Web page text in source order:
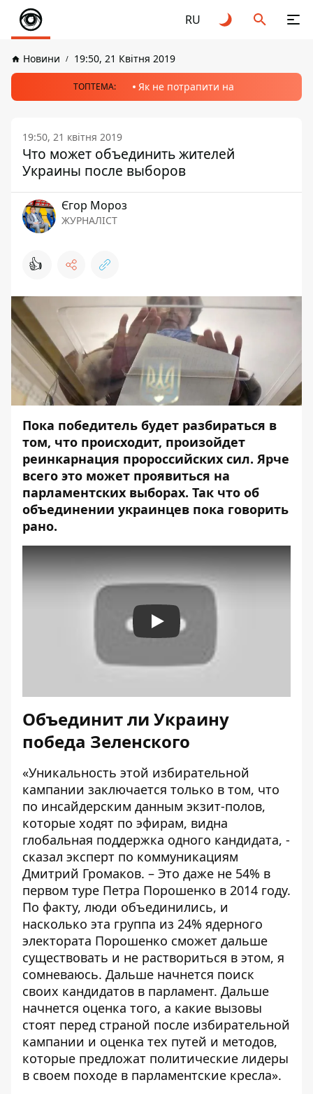
RU
Новини 19:50, 21 Квітня 2019
ТОПТЕМА: Як не потрапити на
19:50, 21 квітня 2019
Что может объединить жителей
Украины после выборов
Єгор Мороз
ЖУРНАЛІСТ
👍
Пока победитель будет разбираться в
том, что происходит, произойдет
реинкарнация пророссийских сил. Ярче
всего это может проявиться на
парламентских выборах. Так что об
объединении украинцев пока говорить
рано.
Play
Объединит ли Украину
победа Зеленского
«Уникальность этой избирательной
кампании заключается только в том, что
по инсайдерским данным экзит-полов,
которые ходят по эфирам, видна
глобальная поддержка одного кандидата, -
сказал эксперт по коммуникациям
Дмитрий Громаков. – Это даже не 54% в
первом туре Петра Порошенко в 2014 году.
По факту, люди объединились, и
насколько эта группа из 24% ядерного
электората Порошенко сможет дальше
существовать и не раствориться в этом, я
сомневаюсь. Дальше начнется поиск
своих кандидатов в парламент. Дальше
начнется оценка того, а какие вызовы
стоят перед страной после избирательной
кампании и оценка тех путей и методов,
которые предложат политические лидеры
в своем походе в парламентские кресла».